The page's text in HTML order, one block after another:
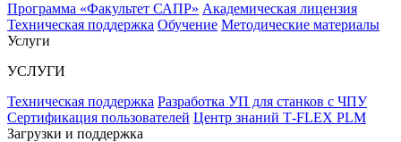
Программа «Факультет САПР» Академическая лицензия
Техническая поддержка Обучение Методические материалы
Услуги
УСЛУГИ
Техническая поддержка Разработка УП для станков с ЧПУ
Сертификация пользователей Центр знаний T‑FLEX PLM
Загрузки и поддержка